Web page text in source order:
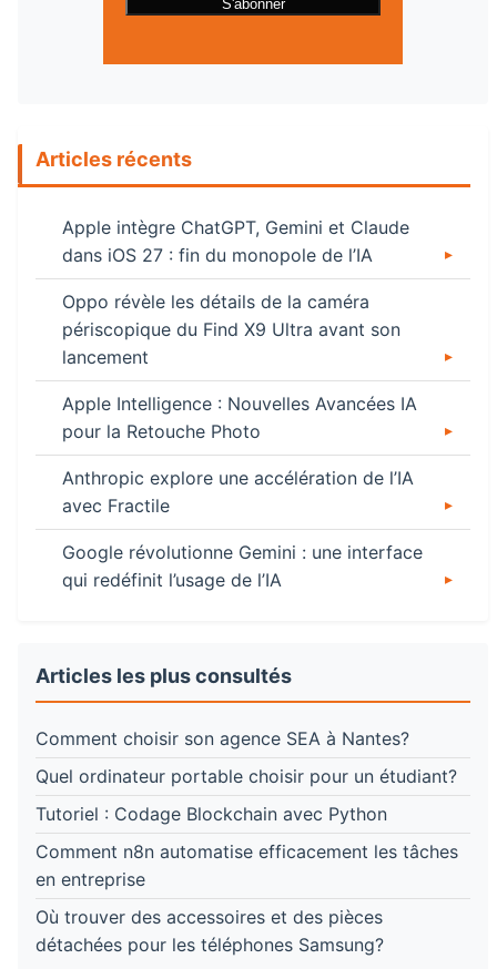
Articles récents
Apple intègre ChatGPT, Gemini et Claude
dans iOS 27 : fin du monopole de l’IA
Oppo révèle les détails de la caméra
périscopique du Find X9 Ultra avant son
lancement
Apple Intelligence : Nouvelles Avancées IA
pour la Retouche Photo
Anthropic explore une accélération de l’IA
avec Fractile
Google révolutionne Gemini : une interface
qui redéfinit l’usage de l’IA
Articles les plus consultés
Comment choisir son agence SEA à Nantes?
Quel ordinateur portable choisir pour un étudiant?
Tutoriel : Codage Blockchain avec Python
Comment n8n automatise efficacement les tâches
en entreprise
Où trouver des accessoires et des pièces
détachées pour les téléphones Samsung?